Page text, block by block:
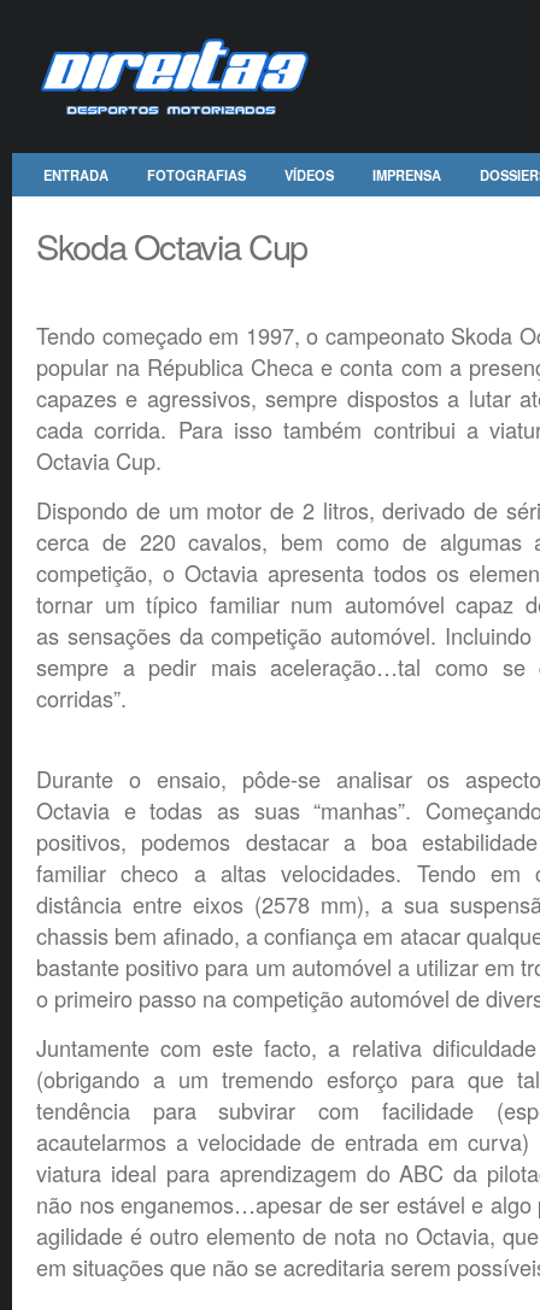
ENTRADA FOTOGRAFIAS VÍDEOS IMPRENSA
Skoda Octavia Cup
Tendo começado em 1997, o campeonato Skoda
popular na Républica Checa e conta com a
capazes e agressivos, sempre dispostos a lutar
cada corrida. Para isso também contribui a
Octavia Cup.
Dispondo de um motor de 2 litros, derivado de
cerca de 220 cavalos, bem como de algumas
competição, o Octavia apresenta todos os
tornar um típico familiar num automóvel capaz
as sensações da competição automóvel.
sempre a pedir mais aceleração…tal como se
corridas”.
Durante o ensaio, pôde-se analisar os
Octavia e todas as suas “manhas”.
positivos, podemos destacar a boa
familiar checo a altas velocidades. Tendo em
distância entre eixos (2578 mm), a sua
chassis bem afinado, a confiança em atacar
bastante positivo para um automóvel a utilizar em
o primeiro passo na competição automóvel de
Juntamente com este facto, a relativa
(obrigando a um tremendo esforço para que
tendência para subvirar com facilidade
acautelarmos a velocidade de entrada em
viatura ideal para aprendizagem do ABC da
não nos enganemos…apesar de ser estável e algo
agilidade é outro elemento de nota no Octavia,
em situações que não se acreditaria serem